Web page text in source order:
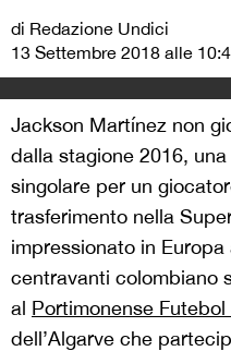
di Redazione Undici
13 Settembre 2018 alle
Jackson Martínez non
dalla stagione 2016,
singolare per un
trasferimento nella
impressionato in
centravanti colombiano
al Portimonense Futebol
dell’Algarve che